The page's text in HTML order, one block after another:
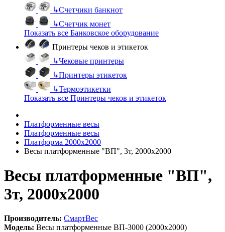
↳Счетчики банкнот
↳Счетчик монет
Показать все Банковское оборудование
Принтеры чеков и этикеток
↳Чековые принтеры
↳Принтеры этикеток
↳Термоэтикетки
Показать все Принтеры чеков и этикеток
Платформенные весы
Платформенные весы
Платформа 2000х2000
Весы платформенные "ВП", 3т, 2000х2000
Весы платформенные "ВП",
3т, 2000х2000
Производитель: СмартВес
Модель: Весы платформенные ВП-3000 (2000х2000)